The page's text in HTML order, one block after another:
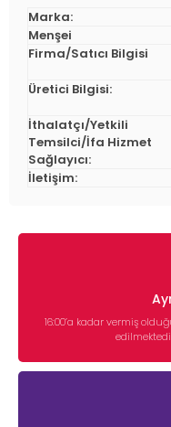
Marka:
Menşei
Firma/Satıcı Bilgisi
Üretici Bilgisi:
İthalatçı/Yetkili
Temsilci/İfa Hizmet
Sağlayıcı:
İletişim:
16:00’a kadar vermiş